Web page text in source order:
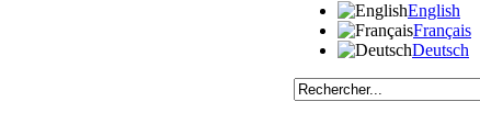
English
Français
Deutsch